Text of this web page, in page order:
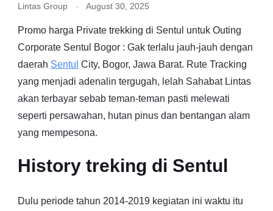
Lintas Group August 30, 2025
Promo harga Private trekking di Sentul untuk Outing
Corporate Sentul Bogor : Gak terlalu jauh-jauh dengan
daerah Sentul City, Bogor, Jawa Barat. Rute Tracking
yang menjadi adenalin tergugah, lelah Sahabat Lintas
akan terbayar sebab teman-teman pasti melewati
seperti persawahan, hutan pinus dan bentangan alam
yang mempesona.
History treking di Sentul
Dulu periode tahun 2014-2019 kegiatan ini waktu itu